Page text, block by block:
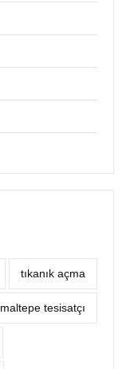
tıkanık açma
maltepe tesisatçı